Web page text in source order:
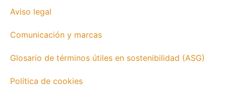
Aviso legal
Comunicación y marcas
Glosario de términos útiles en sostenibilidad (ASG)
Política de cookies